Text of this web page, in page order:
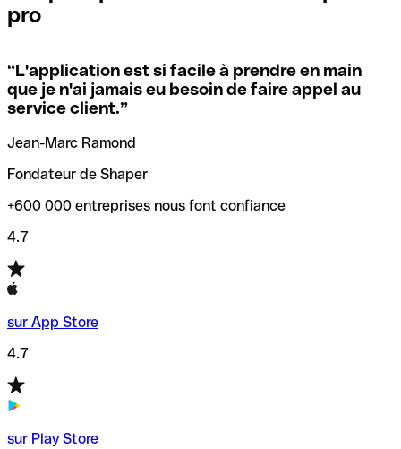
locales.
Si vous n'êtes pas sûr du code SWIFT que vous devriez
utiliser, nous avons développé un outil de recherche de
codes SWIFT par nom de banque.
vérification/recherche de codes SWIFT. Ainsi, vous pouvez
trouver et vérifier vos codes SWIFT avant de réaliser vos
transferts d’argent.
pro
“L'application est si facile à prendre en main
que je n'ai jamais eu besoin de faire appel au
service client.”
Jean-Marc Ramond
Fondateur de Shaper
+600 000 entreprises nous font confiance
4.7
sur App Store
4.7
sur Play Store